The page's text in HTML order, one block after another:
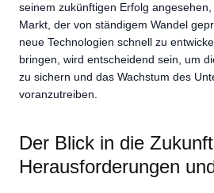
seinem zukünftigen Erfolg
Markt, der von ständigem Wandel
neue Technologien schnell zu
bringen, wird entscheidend sein, um
zu sichern und das Wachstum des
voranzutreiben.
Der Blick in die
Herausforderungen